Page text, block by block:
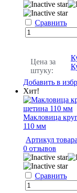
Сравнить
Цена за
штуку:
Добавить в
Хит!
Макловица
110 мм
Артикул товара
0 отзывов
Сравнить